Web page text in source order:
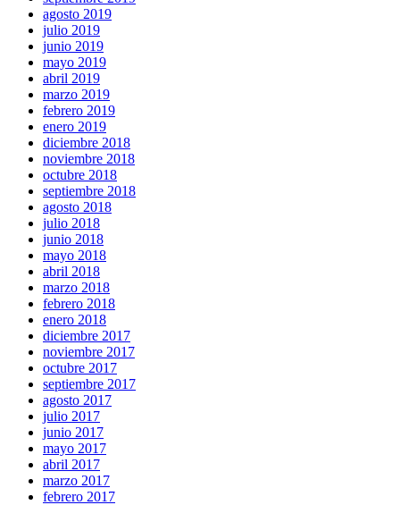
agosto 2019
julio 2019
junio 2019
mayo 2019
abril 2019
marzo 2019
febrero 2019
enero 2019
diciembre 2018
noviembre 2018
octubre 2018
septiembre 2018
agosto 2018
julio 2018
junio 2018
mayo 2018
abril 2018
marzo 2018
febrero 2018
enero 2018
diciembre 2017
noviembre 2017
octubre 2017
septiembre 2017
agosto 2017
julio 2017
junio 2017
mayo 2017
abril 2017
marzo 2017
febrero 2017